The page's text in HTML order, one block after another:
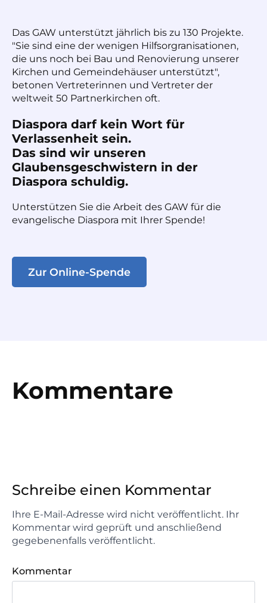
Das GAW unterstützt jährlich bis zu 130 Projekte.
"Sie sind eine der wenigen Hilfsorgranisationen,
die uns noch bei Bau und Renovierung unserer
Kirchen und Gemeindehäuser unterstützt",
betonen Vertreterinnen und Vertreter der
weltweit 50 Partnerkirchen oft.
Diaspora darf kein Wort für
Verlassenheit sein.
Das sind wir unseren
Glaubensgeschwistern in der
Diaspora schuldig.
Unterstützen Sie die Arbeit des GAW für die
evangelische Diaspora mit Ihrer Spende!
Zur Online-Spende
Kommentare
Schreibe einen Kommentar
Ihre E-Mail-Adresse wird nicht veröffentlicht. Ihr
Kommentar wird geprüft und anschließend
gegebenenfalls veröffentlicht.
Kommentar